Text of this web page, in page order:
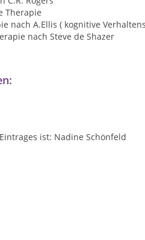
Therapie
nach A.Ellis ( kognitive
nach Steve de Shazer
ist: Nadine Schönfeld